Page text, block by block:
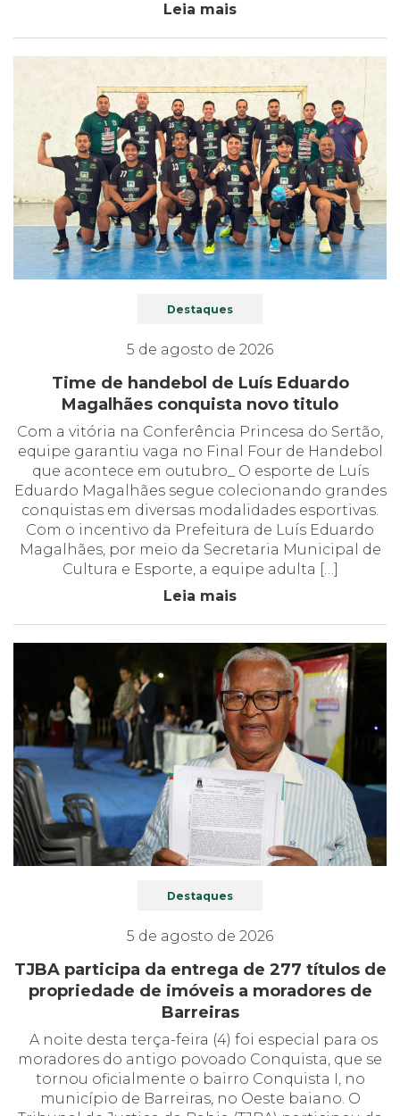
Leia mais
Destaques
5 de agosto de 2026
Time de handebol de Luís Eduardo
Magalhães conquista novo titulo
Com a vitória na Conferência Princesa do Sertão,
equipe garantiu vaga no Final Four de Handebol
que acontece em outubro_ O esporte de Luís
Eduardo Magalhães segue colecionando grandes
conquistas em diversas modalidades esportivas.
Com o incentivo da Prefeitura de Luís Eduardo
Magalhães, por meio da Secretaria Municipal de
Cultura e Esporte, a equipe adulta […]
Leia mais
Destaques
5 de agosto de 2026
TJBA participa da entrega de 277 títulos de
propriedade de imóveis a moradores de
Barreiras
A noite desta terça-feira (4) foi especial para os
moradores do antigo povoado Conquista, que se
tornou oficialmente o bairro Conquista I, no
município de Barreiras, no Oeste baiano. O